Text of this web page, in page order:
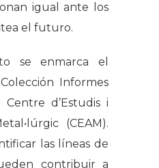
igual ante los
el futuro.
se enmarca el
Informes
d’Estudis i
(CEAM).
las líneas de
contribuir a